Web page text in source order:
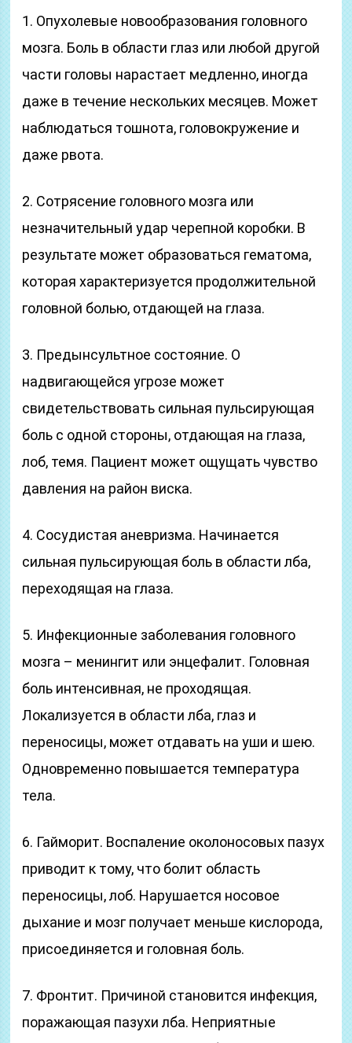
1. Опухолевые новообразования головного
мозга. Боль в области глаз или любой другой
части головы нарастает медленно, иногда
даже в течение нескольких месяцев. Может
наблюдаться тошнота, головокружение и
даже рвота.
2. Сотрясение головного мозга или
незначительный удар черепной коробки. В
результате может образоваться гематома,
которая характеризуется продолжительной
головной болью, отдающей на глаза.
3. Предынсультное состояние. О
надвигающейся угрозе может
свидетельствовать сильная пульсирующая
боль с одной стороны, отдающая на глаза,
лоб, темя. Пациент может ощущать чувство
давления на район виска.
4. Сосудистая аневризма. Начинается
сильная пульсирующая боль в области лба,
переходящая на глаза.
5. Инфекционные заболевания головного
мозга – менингит или энцефалит. Головная
боль интенсивная, не проходящая.
Локализуется в области лба, глаз и
переносицы, может отдавать на уши и шею.
Одновременно повышается температура
тела.
6. Гайморит. Воспаление околоносовых пазух
приводит к тому, что болит область
переносицы, лоб. Нарушается носовое
дыхание и мозг получает меньше кислорода,
присоединяется и головная боль.
7. Фронтит. Причиной становится инфекция,
поражающая пазухи лба. Неприятные